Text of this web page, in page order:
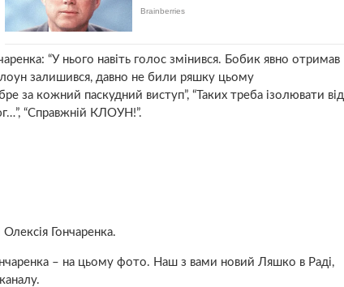
“У нього навіть голос змінився. Бобик явно отримав
залишився, давно не били ряшку цьому
кожний паскудний виступ”, “Таких треба ізолювати від
“Справжній КЛОУН!”.
Гончаренка.
– на цьому фото. Наш з вами новий Ляшко в Раді,